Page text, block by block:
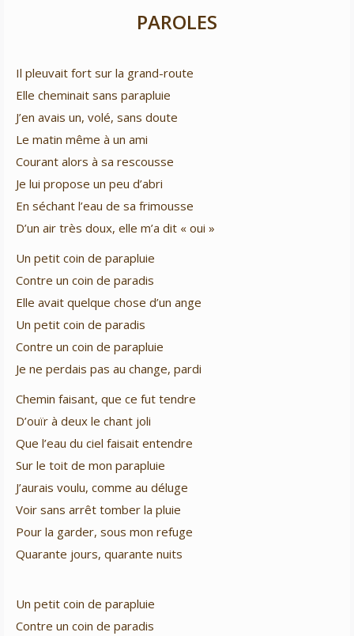
PAROLES
Il pleuvait fort sur la grand-route
Elle cheminait sans parapluie
J’en avais un, volé, sans doute
Le matin même à un ami
Courant alors à sa rescousse
Je lui propose un peu d’abri
En séchant l’eau de sa frimousse
D’un air très doux, elle m’a dit « oui »
Un petit coin de parapluie
Contre un coin de paradis
Elle avait quelque chose d’un ange
Un petit coin de paradis
Contre un coin de parapluie
Je ne perdais pas au change, pardi
Chemin faisant, que ce fut tendre
D’ouïr à deux le chant joli
Que l’eau du ciel faisait entendre
Sur le toit de mon parapluie
J’aurais voulu, comme au déluge
Voir sans arrêt tomber la pluie
Pour la garder, sous mon refuge
Quarante jours, quarante nuits
Un petit coin de parapluie
Contre un coin de paradis